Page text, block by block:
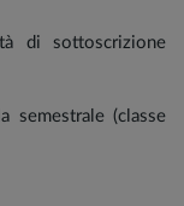
di sottoscrizione
semestrale (classe